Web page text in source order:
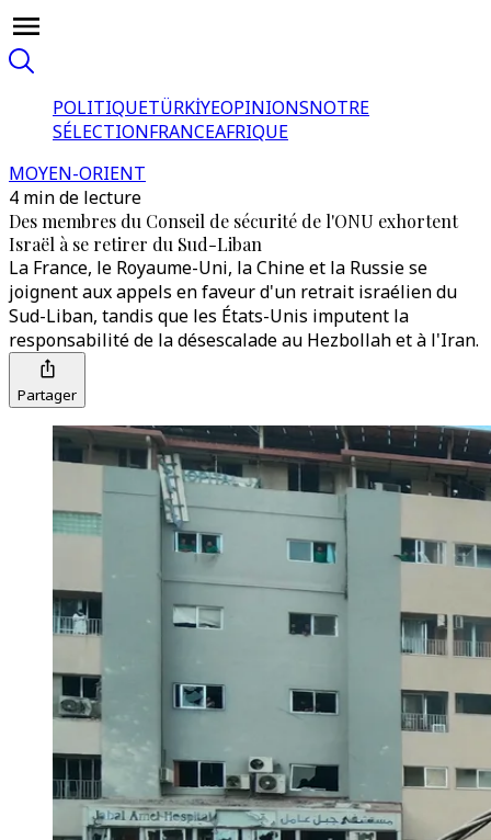
POLITIQUETÜRKİYEOPINIONSNOTRE
SÉLECTIONFRANCEAFRIQUE
MOYEN-ORIENT
4 min de lecture
Des membres du Conseil de sécurité de l'ONU exhortent
Israël à se retirer du Sud-Liban
La France, le Royaume-Uni, la Chine et la Russie se
joignent aux appels en faveur d'un retrait israélien du
Sud-Liban, tandis que les États-Unis imputent la
responsabilité de la désescalade au Hezbollah et à l'Iran.
Partager